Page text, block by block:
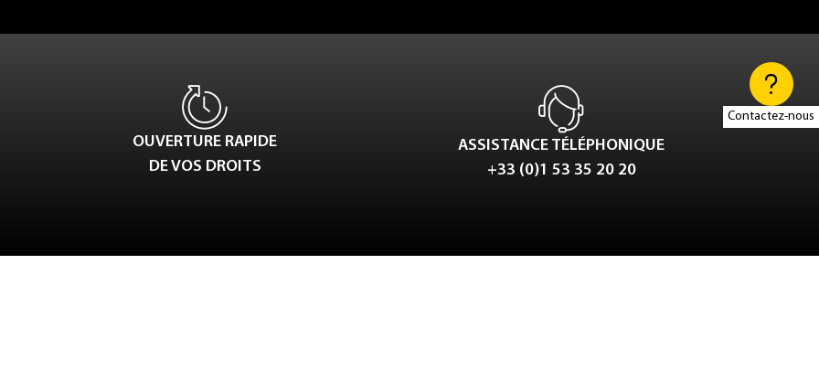
Contactez-nous
OUVERTURE RAPIDE
DE VOS DROITS
ASSISTANCE TÉLÉPHONIQUE
+33 (0)1 53 35 20 20